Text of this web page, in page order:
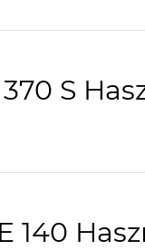
370 S
140